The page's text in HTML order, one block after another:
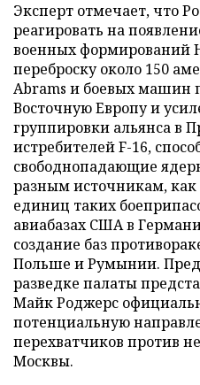
Эксперт отмечает, что
реагировать на
военных формирований
переброску около 150
Abrams и боевых машин
Восточную Европу и
группировки альянса в
истребителей F-16,
свободнопадающие
разным источникам,
единиц таких
авиабазах США в
создание баз
Польше и Румынии.
разведке палаты
Майк Роджерс
потенциальную
перехватчиков против
Москвы.